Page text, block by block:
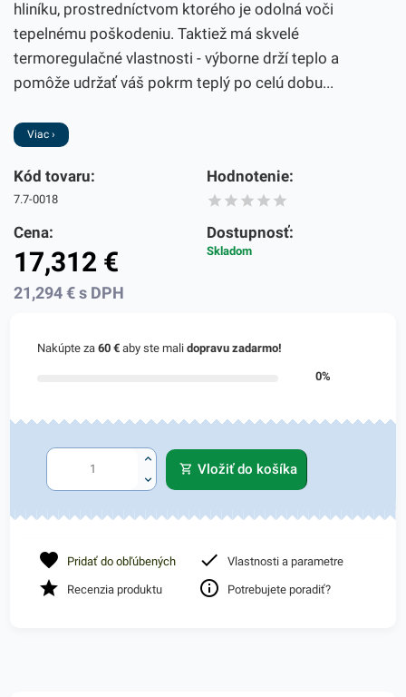
hliníku, prostredníctvom ktorého je odolná voči
tepelnému poškodeniu. Taktiež má skvelé
termoregulačné vlastnosti - výborne drží teplo a
pomôže udržať váš pokrm teplý po celú dobu...
Viac ›
Kód tovaru:
7.7-0018
Hodnotenie:
Cena:
17,312 €
21,294€ s DPH
Dostupnosť:
Skladom
Nakúpte za60 € aby ste malidopravu zadarmo!
0%
Vložiť do košíka
Pridať do obľúbených Vlastnosti a parametre
Recenzia produktu Potrebujete poradiť?